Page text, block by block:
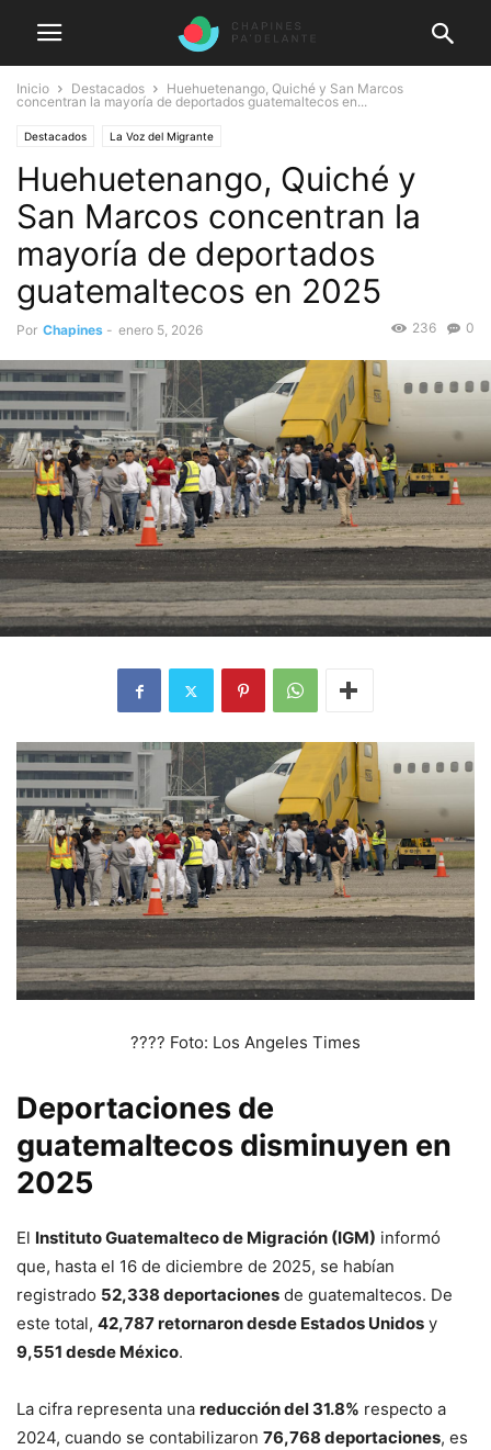
Inicio Destacados
Huehuetenango, Quiché y San Marcos
concentran la mayoría de deportados guatemaltecos en...
Destacados La Voz del Migrante
Huehuetenango, Quiché y
San Marcos concentran la
mayoría de deportados
guatemaltecos en 2025
Por Chapines - enero 5, 2026 0
236
???? Foto: Los Angeles Times
Deportaciones de
guatemaltecos disminuyen en
2025
El Instituto Guatemalteco de Migración (IGM) informó
que, hasta el 16 de diciembre de 2025, se habían
registrado 52,338 deportaciones de guatemaltecos. De
este total, 42,787 retornaron desde Estados Unidos y
9,551 desde México.
La cifra representa una reducción del 31.8% respecto a
2024, cuando se contabilizaron 76,768 deportaciones, es